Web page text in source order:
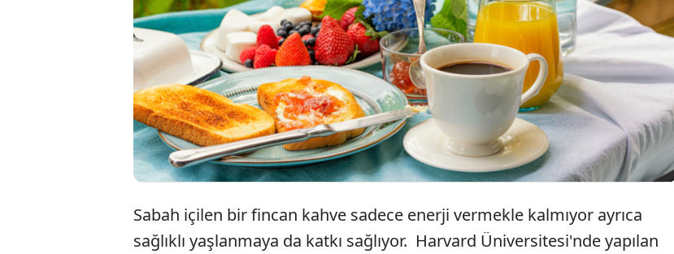
Her gün 16 yudum alan demans olasılığını düşürüyor.
Bilim insanları özellikle sabah tüketilmesinin sağlıklı
yaşlanmayı desteklediğini söylüyor.
Sabah içilen bir fincan kahve sadece enerji vermekle kalmıyor ayrıca
sağlıklı yaşlanmaya da katkı sağlıyor. Harvard Üniversitesi'nde yapılan